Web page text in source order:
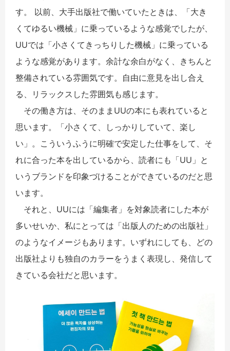
す。 以前、大手出版社で働いていたときは、「大き
くてゆるい機械」に乗っているような感覚でしたが、
UUでは「小さくてきっちりした機械」に乗っている
ような感覚があります。余計な余白がなく、きちんと
整備されている雰囲気です。自由に意見を出し合え
る、リラックスした雰囲気も感じます。
その働き方は、そのままUUの本にも表れていると
思います。「小さくて、しっかりしていて、楽し
い」。こういうふうに明確で安定した仕事をして、そ
れに合った本を出しているから、読者にも「UU」と
いうブランドを印象づけることができているのだと思
います。
それと、UUには「編集者」を対象読者にした本が
多いせいか、私にとっては「出版人のための出版社」
のようなイメージもあります。いずれにしても、どの
出版社よりも独自のカラーをうまく表現し、発信して
きている会社だと思います。